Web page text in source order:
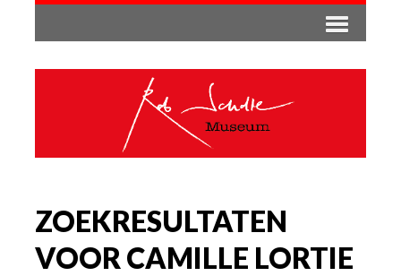
ZOEKRESULTATEN
VOOR CAMILLE LORTIE